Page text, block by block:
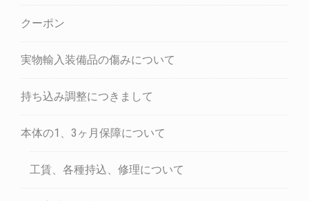
クーポン
実物輸入装備品の傷みについて
持ち込み調整につきまして
本体の1、3ヶ月保障について
工賃、各種持込、修理について